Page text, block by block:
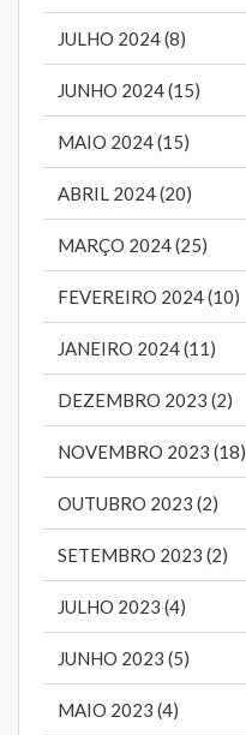
JULHO 2024 (8)
JUNHO 2024 (15)
MAIO 2024 (15)
ABRIL 2024 (20)
MARÇO 2024 (25)
FEVEREIRO 2024 (10)
JANEIRO 2024 (11)
DEZEMBRO 2023 (2)
NOVEMBRO 2023 (18)
OUTUBRO 2023 (2)
SETEMBRO 2023 (2)
JULHO 2023 (4)
JUNHO 2023 (5)
MAIO 2023 (4)